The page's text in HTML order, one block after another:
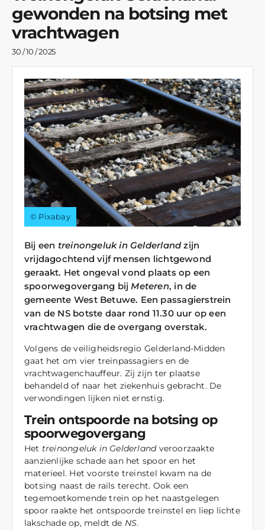
gewonden na botsing met
vrachtwagen
30 / 10 / 2025
© Pixabay
Bij een treinongeluk in Gelderlandzijn
vrijdagochtend vijf mensen lichtgewond
geraakt. Het ongeval vond plaats op een
spoorwegovergang bijMeteren, in de
gemeente West Betuwe. Een passagierstrein
van de NS botste daar rond 11.30 uur op een
vrachtwagen die de overgang overstak.
Volgens de veiligheidsregio Gelderland-Midden
gaat het om vier treinpassagiers en de
vrachtwagenchauffeur. Zij zijn ter plaatse
behandeld of naar het ziekenhuis gebracht. De
verwondingen lijken niet ernstig.
Trein ontspoorde na botsing op
spoorwegovergang
Het treinongeluk in Gelderlandveroorzaakte
aanzienlijke schade aan het spoor en het
materieel. Het voorste treinstel kwam na de
botsing naast de rails terecht. Ook een
tegemoetkomende trein op het naastgelegen
spoor raakte het ontspoorde treinstel en liep lichte
lakschade op, meldt de NS.